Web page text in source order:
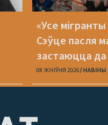
«Усе
Сэўце пасля
застаюцца да
08 ЖНІЎНЯ 2026 НАВІНЫ